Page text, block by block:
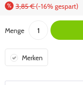
3,85 €(-16% gespart)
Menge
Merken